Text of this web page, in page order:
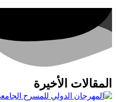
المقالات الأخيرة